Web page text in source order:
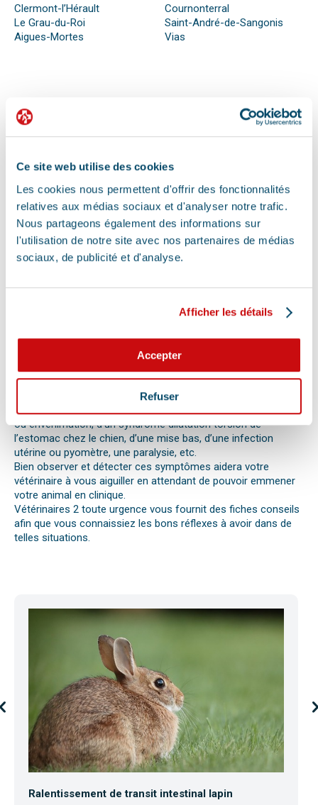
Ce site web utilise des cookies
Les cookies nous permettent d'offrir des fonctionnalités
relatives aux médias sociaux et d'analyser notre trafic.
Nous partageons également des informations sur
l'utilisation de notre site avec nos partenaires de médias
sociaux, de publicité et d'analyse.
Afficher les détails
Accepter
Refuser
Clermont-l’Hérault
Le Grau-du-Roi
Aigues-Mortes
Cournonterral
Saint-André-de-Sangonis
Vias
QUE FAIRE EN CAS D’URGENCE ?
Face à son animal souffrant, nous sommes nombreux à
perdre nos moyens. En effet, s’il n’est pas possible de se
peuvent être salvateurs.
Ainsi, le premier réflexe à avoir dans une telle situation est de
contacter le vétérinaire de garde ou la clinique d’urgence
vétérinaire la plus proche de votre domicile. Il est important
également de ne pas paniquer et de vous assurer de la
sécurité de votre animal pour ne pas empirer la situation.
Pour pouvoir détecter un mal-être chez son animal et décrire
la situation à un professionnel, il faut faire attention aux
Les difficultés respiratoires, pertes de conscience, les
perte d’appétit soudaine sont autant de signes visibles que
votre chat, chien ou autre nouvel animal de compagnie ne va
Différentes causes peuvent être à l’origine d’une urgence pour
votre compagnon. Il peut s’agir en effet d’un épillet, d’une
réaction allergique avec œdème de Quincke, d’une intoxication
ou envenimation, d’un syndrome dilatation torsion de
l’estomac chez le chien, d’une mise bas, d’une infection
utérine ou pyomètre, une paralysie, etc.
Bien observer et détecter ces symptômes aidera votre
vétérinaire à vous aiguiller en attendant de pouvoir emmener
votre animal en clinique.
Vétérinaires 2 toute urgence vous fournit des fiches conseils
afin que vous connaissiez les bons réflexes à avoir dans de
telles situations.
Ralentissement de transit intestinal lapin